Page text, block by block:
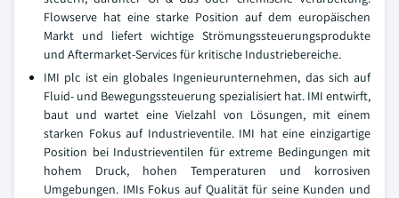
Flowserve hat eine starke Position auf dem europäischen
Markt und liefert wichtige Strömungssteuerungsprodukte
und Aftermarket-Services für kritische Industriebereiche.
IMI plc ist ein globales Ingenieurunternehmen, das sich auf
Fluid- und Bewegungssteuerung spezialisiert hat. IMI entwirft,
baut und wartet eine Vielzahl von Lösungen, mit einem
starken Fokus auf Industrieventile. IMI hat eine einzigartige
Position bei Industrieventilen für extreme Bedingungen mit
hohem Druck, hohen Temperaturen und korrosiven
Umgebungen. IMIs Fokus auf Qualität für seine Kunden und